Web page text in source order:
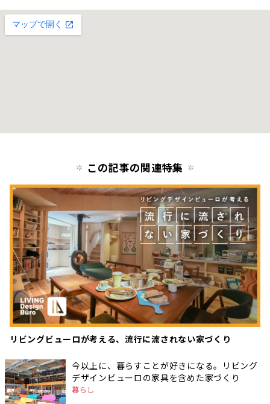
この記事の関連特集
リビングビューロが考える、流行に流されない家づくり
今以上に、暮らすことが好きになる。リビング
デザインビューロの家具を含めた家づくり
暮らし